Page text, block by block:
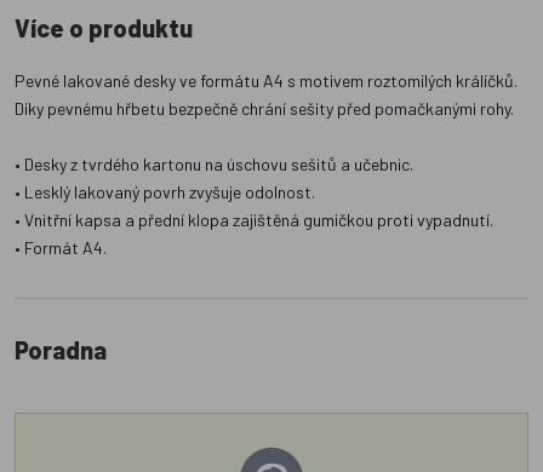
Více o produktu
Pevné lakované desky ve formátu A4 s motivem roztomilých králíčků.
Díky pevnému hřbetu bezpečně chrání sešity před pomačkanými rohy.
• Desky z tvrdého kartonu na úschovu sešitů a učebnic.
• Lesklý lakovaný povrh zvyšuje odolnost.
• Vnitřní kapsa a přední klopa zajištěná gumičkou proti vypadnutí.
• Formát A4.
Poradna